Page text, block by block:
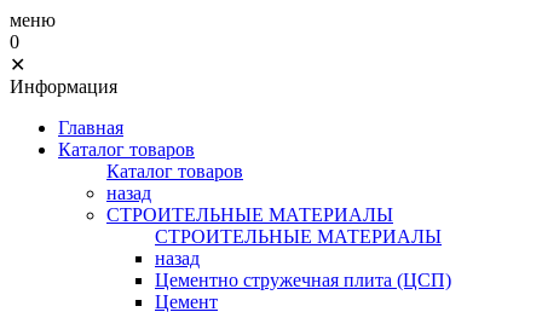
меню
0
✕
Информация
Главная
Каталог товаров
Каталог товаров
назад
СТРОИТЕЛЬНЫЕ МАТЕРИАЛЫ
СТРОИТЕЛЬНЫЕ МАТЕРИАЛЫ
назад
Цементно стружечная плита (ЦСП)
Цемент